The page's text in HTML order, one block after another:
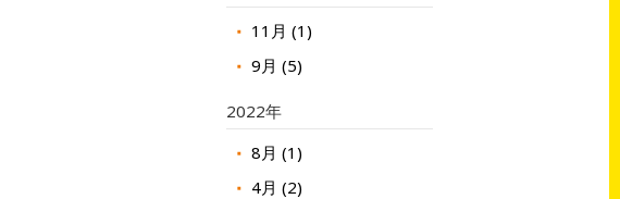
11月 (1)
9月 (5)
2022年
8月 (1)
4月 (2)